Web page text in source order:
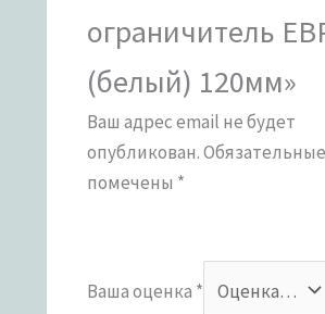
ограничитель
(белый) 120мм»
Ваш адрес email не будет
опубликован.
помечены *
Ваша оценка *